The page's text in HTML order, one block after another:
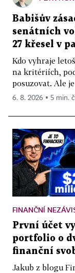
Babišův
senátních
27 křesel v
Kdo vyhraje
na kritériích,
posuzovat. Ale
6. 8. 2026 ▪ 5 min.
FINANČNÍ
První účet
portfolio o
finanční
Jakub z blogu